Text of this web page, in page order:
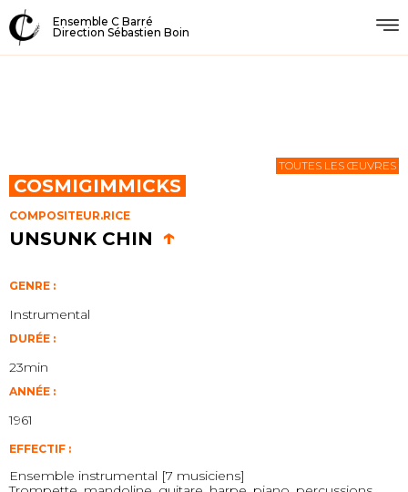
Ensemble C Barré
Direction Sébastien Boin
COSMIGIMMICKS
COMPOSITEUR.RICE
UNSUNK CHIN ↑
TOUTES LES ŒUVRES
GENRE :
Instrumental
DURÉE :
23min
ANNÉE :
1961
EFFECTIF :
Ensemble instrumental [7 musiciens]